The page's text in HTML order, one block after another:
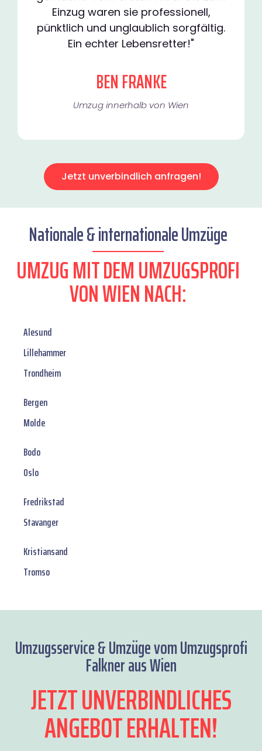
Einzug waren sie professionell,
pünktlich und unglaublich sorgfältig.
Ein echter Lebensretter!"
BEN FRANKE
Umzug innerhalb von Wien​
Jetzt unverbindlich anfragen!
Nationale & internationale Umzüge
UMZUG MIT DEM UMZUGSPROFI
VON WIEN NACH:
Alesund
Lillehammer
Trondheim
Bergen
Molde
Bodo
Oslo
Fredrikstad
Stavanger
Kristiansand
Tromso
Umzugsservice & Umzüge vom Umzugsprofi
Falkner aus Wien
JETZT UNVERBINDLICHES
ANGEBOT ERHALTEN!